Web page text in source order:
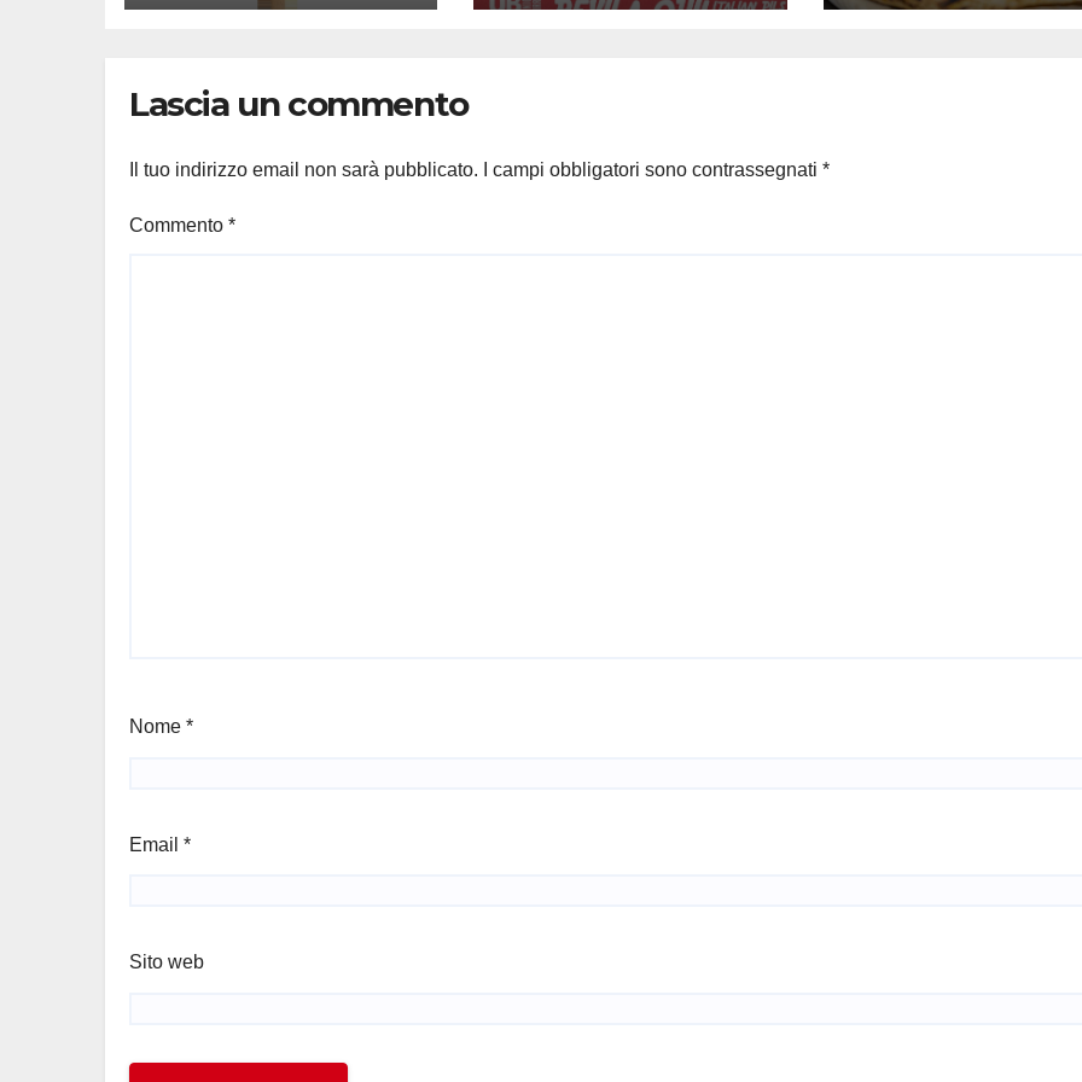
celebrativo con
rinunciare al
Lascia un commento
Il tuo indirizzo email non sarà pubblicato. I campi obbligatori sono contrassegnati *
Commento *
Nome *
Email *
Sito web